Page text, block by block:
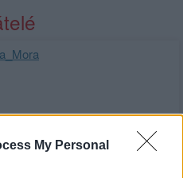
My Personal